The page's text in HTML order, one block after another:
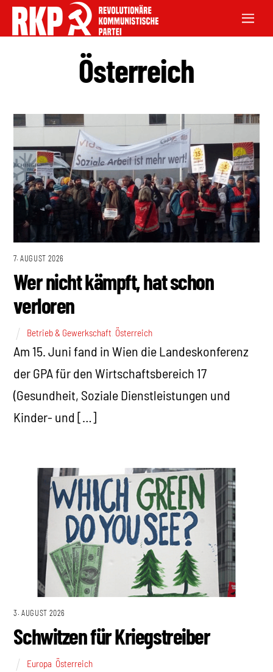
Österreich
7. AUGUST 2026
Wer nicht kämpft, hat schon
verloren
Betrieb & Gewerkschaft Österreich
Am 15. Juni fand in Wien die Landeskonferenz
der GPA für den Wirtschaftsbereich 17
(Gesundheit, Soziale Dienstleistungen und
Kinder- und […]
3. AUGUST 2026
Schwitzen für Kriegstreiber
Europa Österreich